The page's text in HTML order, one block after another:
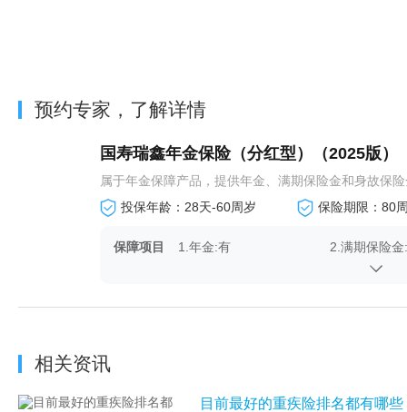
预约专家，了解详情
国寿瑞鑫年金保险（分红型）（2025版）
属于年金保障产品，提供‌年金、满期保险金和身故保
投保年龄：28天-60周岁
保险期限：80
保障项目 1.年金:有 2.满期保险金
相关资讯
目前最好的重疾险排名都有哪